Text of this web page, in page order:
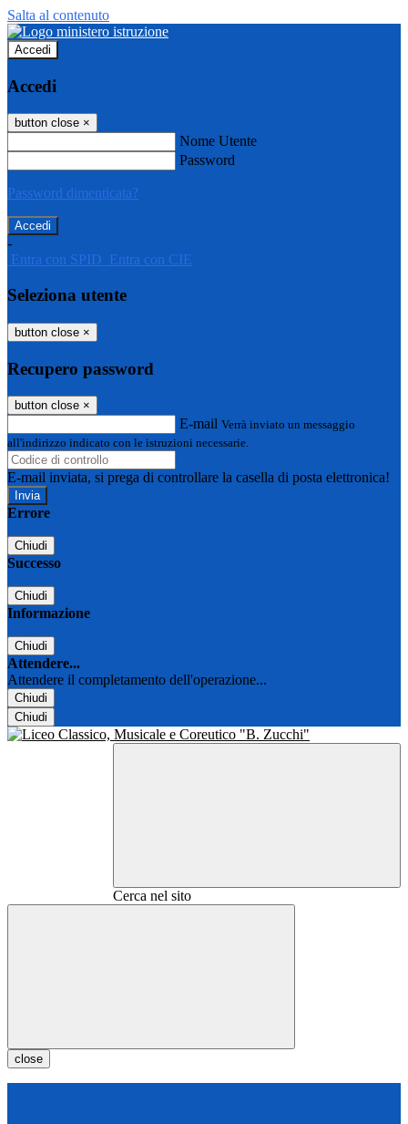
Salta al contenuto
Accedi
Accedi
button close ×
Nome Utente
Password
Password dimenticata?
-
Entra con SPID Entra con CIE
Seleziona utente
button close ×
Recupero password
button close ×
E-mail Verrà inviato un messaggio
all'indirizzo indicato con le istruzioni necessarie.
E-mail inviata, si prega di controllare la casella di posta elettronica!
Errore
Chiudi
Successo
Chiudi
Informazione
Chiudi
Attendere...
Attendere il completamento dell'operazione...
Chiudi
Chiudi
Cerca nel sito
close